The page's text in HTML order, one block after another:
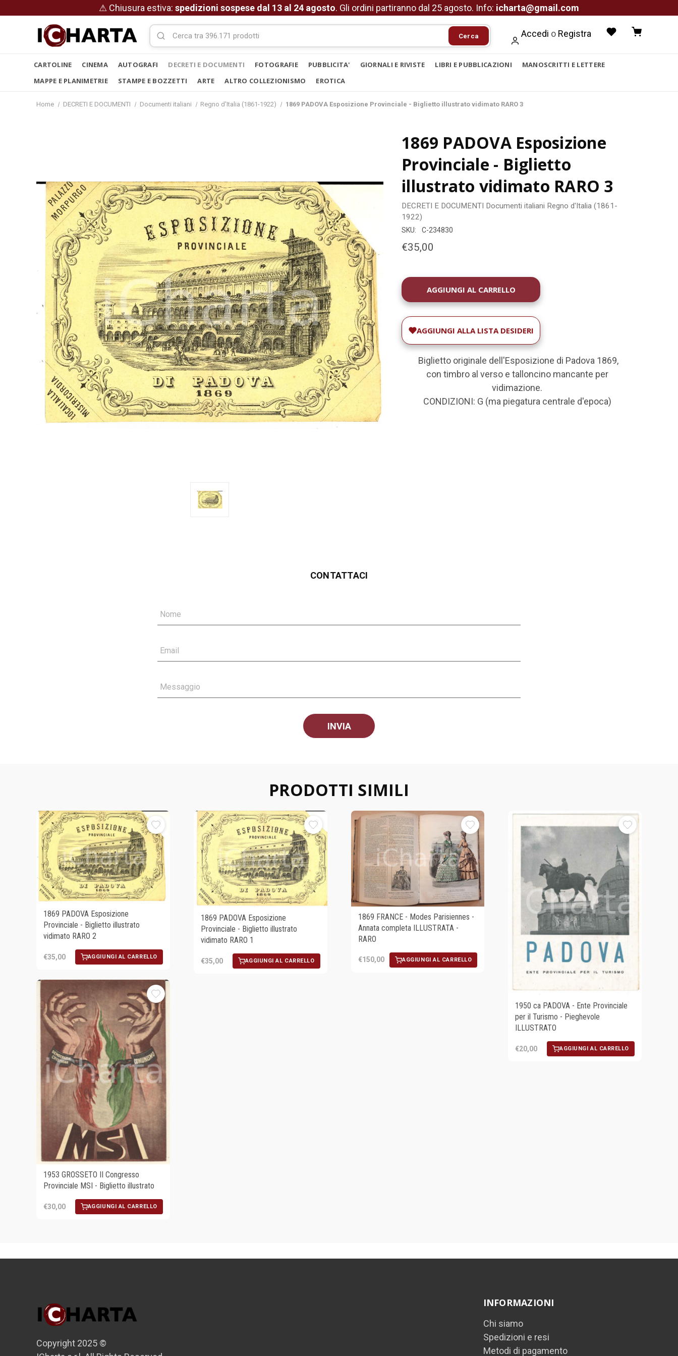
⚠ Chiusura estiva: spedizioni sospese dal 13 al 24 agosto. Gli ordini partiranno dal 25 agosto. Info: icharta@gmail.com
Cerca Accedi o Registra
CARTOLINE CINEMA AUTOGRAFI DECRETI E DOCUMENTI FOTOGRAFIE PUBBLICITA' GIORNALI E RIVISTE LIBRI E PUBBLICAZIONI
MANOSCRITTI E LETTERE
MAPPE E PLANIMETRIE
STAMPE E BOZZETTI ARTE ALTRO COLLEZIONISMO EROTICA
Home DECRETI E DOCUMENTI Documenti italiani Regno d'Italia (1861-1922) 1869 PADOVA Esposizione Provinciale - Biglietto illustrato vidimato RARO 3
1869 PADOVA Esposizione
Provinciale - Biglietto
illustrato vidimato RARO 3
DECRETI E DOCUMENTI Documenti italiani Regno d'Italia (1861-
1922)
SKU: C-234830
€35,00
DISPONIBILITÀ
ATTUALE:
AGGIUNGI ALLA LISTA DESIDERI
Biglietto originale dell'Esposizione di Padova 1869,
con timbro al verso e talloncino mancante per
vidimazione.
CONDIZIONI: G (ma piegatura centrale d'epoca)
CONTATTACI
Nome
Email
Messaggio
PRODOTTI SIMILI
1869 PADOVA Esposizione
Provinciale - Biglietto illustrato
vidimato RARO 2
€35,00 AGGIUNGI AL CARRELLO
1869 PADOVA Esposizione
Provinciale - Biglietto illustrato
vidimato RARO 1
€35,00 AGGIUNGI AL CARRELLO
1869 FRANCE - Modes Parisiennes -
Annata completa ILLUSTRATA -
RARO
€150,00 AGGIUNGI AL CARRELLO
1950 ca PADOVA - Ente Provinciale
per il Turismo - Pieghevole
ILLUSTRATO
€20,00 AGGIUNGI AL CARRELLO
1953 GROSSETO II Congresso
Provinciale MSI - Biglietto illustrato
€30,00 AGGIUNGI AL CARRELLO
Copyright 2025 ©
INFORMAZIONI
Chi siamo
Spedizioni e resi
Metodi di pagamento